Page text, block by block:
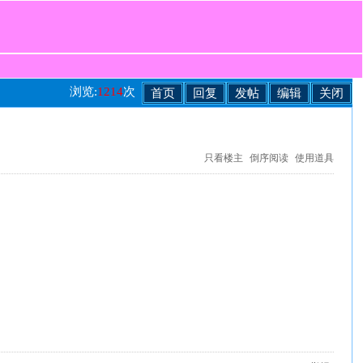
关闭
编辑
发帖
回复
首页
浏览:1214次
只看楼主 倒序阅读 使用道具